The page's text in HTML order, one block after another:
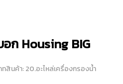
ก Housing BIG
ทสินค้า: 20.อะไหล่เครื่องกรองน้ำ